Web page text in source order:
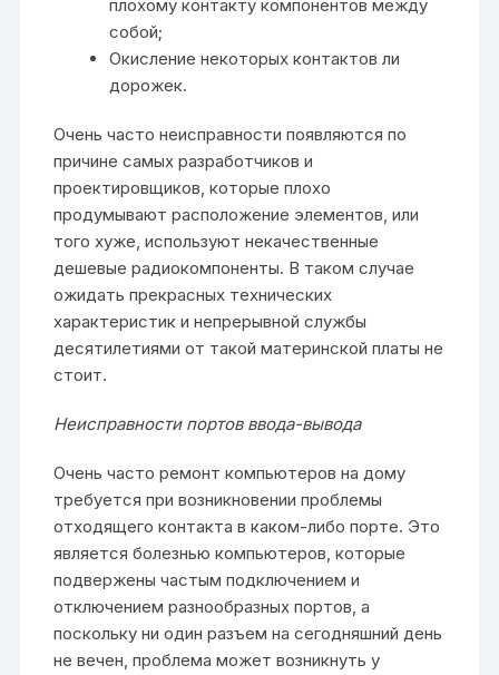
плохому контакту компонентов между
собой;
Окисление некоторых контактов ли
дорожек.
Очень часто неисправности появляются по
причине самых разработчиков и
проектировщиков, которые плохо
продумывают расположение элементов, или
того хуже, используют некачественные
дешевые радиокомпоненты. В таком случае
ожидать прекрасных технических
характеристик и непрерывной службы
десятилетиями от такой материнской платы не
стоит.
Неисправности портов ввода-вывода
Очень часто ремонт компьютеров на дому
требуется при возникновении проблемы
отходящего контакта в каком-либо порте. Это
является болезнью компьютеров, которые
подвержены частым подключением и
отключением разнообразных портов, а
поскольку ни один разъем на сегодняшний день
не вечен, проблема может возникнуть у